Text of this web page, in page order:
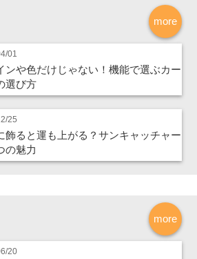
more
01
ンや色だけじゃない！機能で選ぶカー
選び方
25
飾ると運も上がる？サンキャッチャー
の魅力
more
20